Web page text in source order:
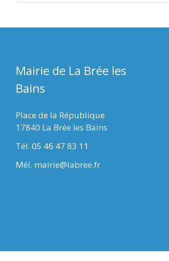
Mairie de La Brée les
Bains
Place de la République
17840 La Brée les Bains
Tél. 05 46 47 83 11
Mél. mairie@labree.fr